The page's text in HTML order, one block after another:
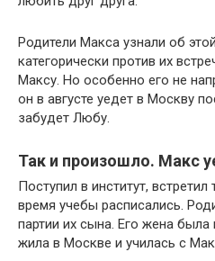
Родители Макса узнали об
категорически против их
Максу. Но особенно его не
он в августе уедет в Москву
забудет Любу.
Так и произошло. Макс
Поступил в институт,
время учебы расписались.
партии их сына. Его жена была
жила в Москве и училась с